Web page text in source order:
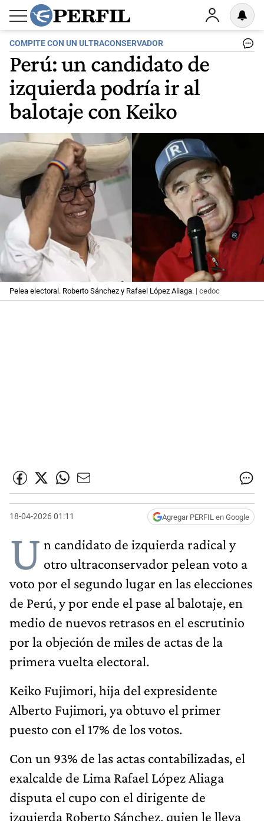
COMPITE CON UN ULTRACONSERVADOR
Perú: un candidato de
izquierda podría ir al
balotaje con Keiko
Pelea electoral. Roberto Sánchez y Rafael López Aliaga. | cedoc
18-04-2026 01:11 Agregar PERFIL en Google
U n candidato de izquierda radical y
otro ultraconservador pelean voto a
voto por el segundo lugar en las elecciones
de Perú, y por ende el pase al balotaje, en
medio de nuevos retrasos en el escrutinio
por la objeción de miles de actas de la
primera vuelta electoral.
Keiko Fujimori, hija del expresidente
Alberto Fujimori, ya obtuvo el primer
puesto con el 17% de los votos.
Con un 93% de las actas contabilizadas, el
exalcalde de Lima Rafael López Aliaga
disputa el cupo con el dirigente de
izquierda Roberto Sánchez, quien le lleva